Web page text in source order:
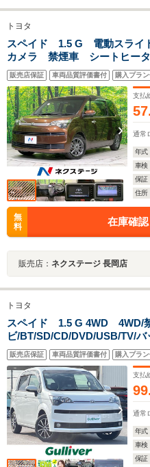
トヨタ
スペイド 1.5 G 電動スラ
カメラ 禁煙車 シートヒー
ETC オートエアコン
イドリングストップ 電動格
販売店保証 車両品質評価書付 購入プラ
支払
通常
年式
車検
保証
住所
無
料
在庫確
販売店： ネクステージ 長岡店
トヨタ
スペイド 1.5 G 4WD 4WD/
ビ/BT/SD/CD/DVD/USB/TV/
ーター/片側パワースライドド
アリング
販売店保証 車両品質評価書付 購入プラ
支払
通常
年式
車検
保証